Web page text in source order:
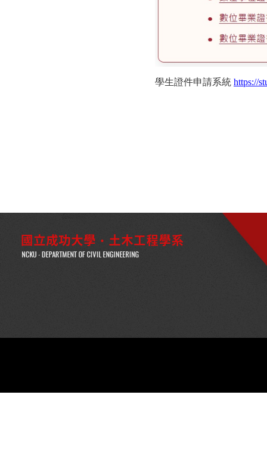
學生證件申請系統 https://